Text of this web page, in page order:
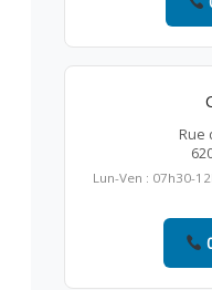
Rue
Lun-Ven : 07h30-